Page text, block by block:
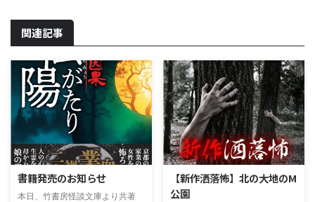
関連記事
書籍発売のお知らせ
本日、竹書房怪談文庫より共著
【新作洒落怖】北の大地のM
公園